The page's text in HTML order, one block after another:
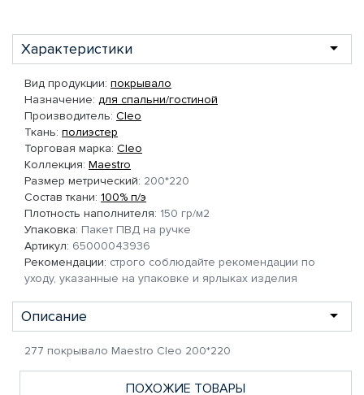
Характеристики
Вид продукции: покрывало
Назначение: для спальни/гостиной
Производитель: Cleo
Ткань: полиэстер
Торговая марка: Cleo
Коллекция: Maestro
Размер метрический: 200*220
Состав ткани: 100% п/э
Плотность наполнителя: 150 гр/м2
Упаковка: Пакет ПВД на ручке
Артикул: 65000043936
Рекомендации: строго соблюдайте рекомендации по
уходу, указанные на упаковке и ярлыках изделия
Описание
277 покрывало Maestro Cleo 200*220
ПОХОЖИЕ ТОВАРЫ